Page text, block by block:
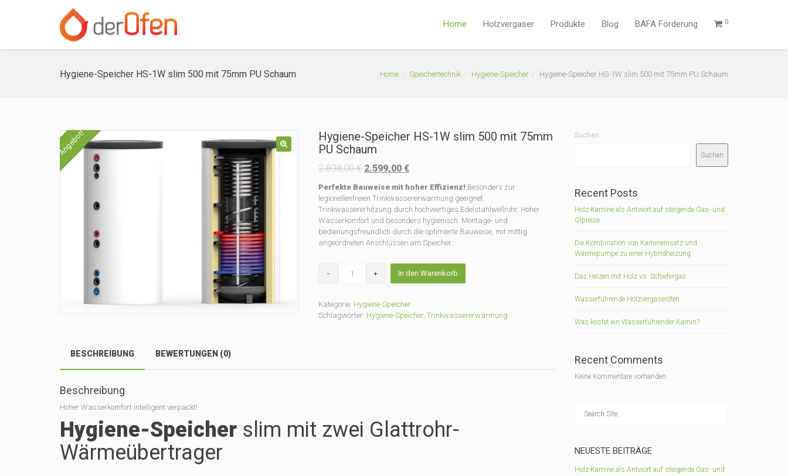
Home Holzvergaser Produkte Blog BAFA Förderung 0
Hygiene-Speicher HS-1W slim 500 mit 75mm PU Schaum Home Speichertechnik Hygiene-Speicher Hygiene-Speicher HS-1W slim 500 mit 75mm PU Schaum
Angebot!
Hygiene-Speicher HS-1W slim 500 mit 75mm
PU Schaum
2.898,00€ Ursprünglicher
Preis
war:
2.898,00 €
2.599,00 €Aktueller
Preis
ist:
2.599,00 €.
Perfekte Bauweise mit hoher Effizienz! Besonders zur
legionellenfreien Trinkwassererwärmung geeignet.
Trinkwassererhitzung durch hochwertiges Edelstahlwellrohr. Hoher
Wasserkomfort und besonders hygienisch. Montage- und
bedienungsfreundlich durch die optimierte Bauweise, mit mittig
angeordneten Anschlüssen am Speicher.
1W
slim
In den Warenkorb
Kategorie: Hygiene-Speicher
Schlagwörter: Hygiene-Speicher, Trinkwassererwärmung
BESCHREIBUNG BEWERTUNGEN (0)
Beschreibung
Hoher Wasserkomfort intelligent verpackt!
Hygiene-Speicher slim mit zwei Glattrohr-
Wärmeübertrager
Suchen
Suchen
Recent Posts
Holz-Kamine als Antwort auf steigende Gas- und
Ölpreise
Die Kombination von Kamineinsatz und
Wärmepumpe zu einer Hybridheizung
Das Heizen mit Holz vs. Schiefergas
Wasserführende Holzvergaseröfen
Was kostet ein Wasserführender Kamin?
Recent Comments
Keine Kommentare vorhanden.
NEUESTE BEITRÄGE
Holz-Kamine als Antwort auf steigende Gas- und